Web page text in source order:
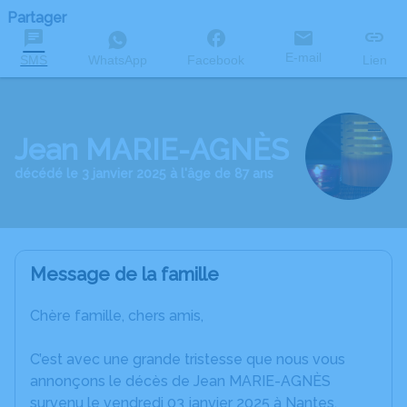
Partager
SMS WhatsApp Facebook E-mail Lien
Jean MARIE-AGNÈS
décédé le 3 janvier 2025 à l'âge de 87 ans
Message de la famille
Chère famille, chers amis,
C’est avec une grande tristesse que nous vous
annonçons le décès de Jean MARIE-AGNÈS
survenu le vendredi 03 janvier 2025 à Nantes.